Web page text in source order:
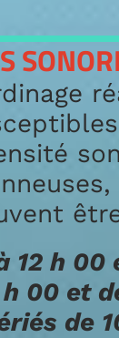
être
00 et
et de
de 10 h